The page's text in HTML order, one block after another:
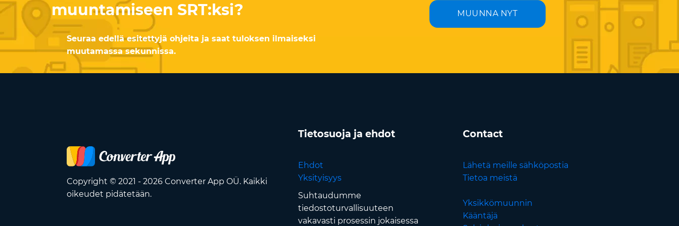
muuntamiseen SRT:ksi?
Seuraa edellä esitettyjä ohjeita ja saat tuloksen ilmaiseksi
muutamassa sekunnissa.
MUUNNA NYT
Copyright © 2021 - 2026 Converter App OÜ. Kaikki
oikeudet pidätetään.
Tietosuoja ja ehdot
Ehdot
Yksityisyys
Suhtaudumme
tiedostoturvallisuuteen
vakavasti prosessin jokaisessa
Contact
Lähetä meille sähköpostia
Tietoa meistä
Yksikkömuunnin
Kääntäjä